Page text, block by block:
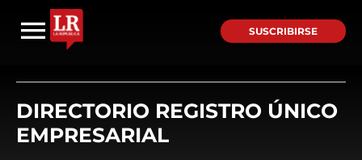
SUSCRIBIRSE
DIRECTORIO REGISTRO ÚNICO
EMPRESARIAL